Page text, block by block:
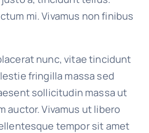
mi. Vivamus non finibus
nunc, vitae tincidunt
fringilla massa sed
sollicitudin massa ut
auctor. Vivamus ut libero
tempor sit amet